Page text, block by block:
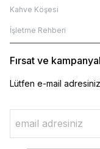
Kahve Köşesi
İşletme Rehberi
Fırsat ve
Lütfen e-mail